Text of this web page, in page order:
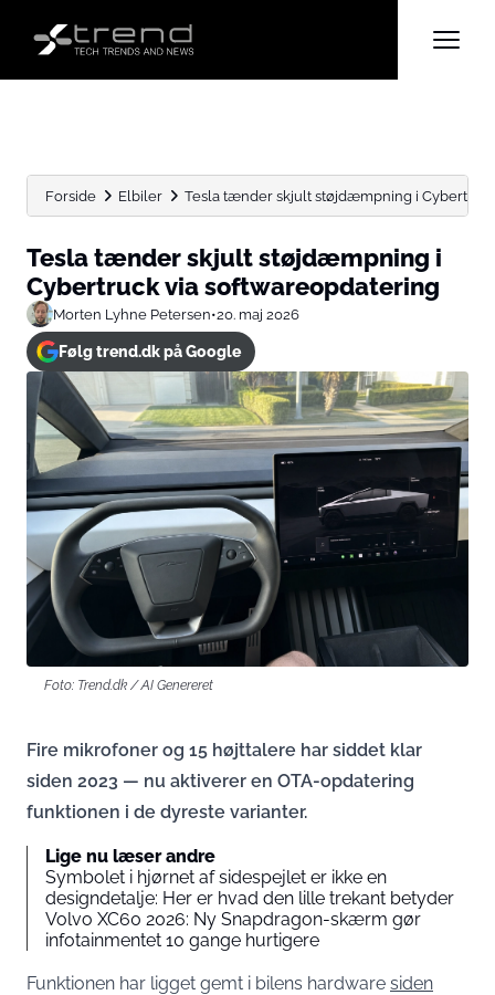
Forside Elbiler Tesla tænder skjult støjdæmpning i
Tesla tænder skjult støjdæmpning i
Cybertruck via softwareopdatering
Morten Lyhne Petersen•20. maj 2026
Følg trend.dk på Google
Foto: Trend.dk / AI Genereret
Fire mikrofoner og 15 højttalere har siddet klar
siden 2023 — nu aktiverer en OTA-opdatering
funktionen i de dyreste varianter.
Lige nu læser andre
Symbolet i hjørnet af sidespejlet er ikke en
designdetalje: Her er hvad den lille trekant betyder
Volvo XC60 2026: Ny Snapdragon-skærm gør
infotainmentet 10 gange hurtigere
Funktionen har ligget gemt i bilens hardware siden